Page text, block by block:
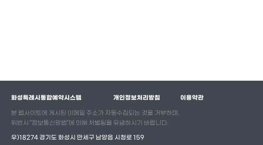
화성특례시통합예약시스템 개인정보처리방침 이용약관
우)18274 경기도 화성시 만세구 남양읍 시청로 159
본 웹사이트에 게시된 이메일 주소가 자동수집되는 것을 거부하며,
위반시 “정보통신망법”에 의해 처벌됨을 유념하시기 바랍니다.